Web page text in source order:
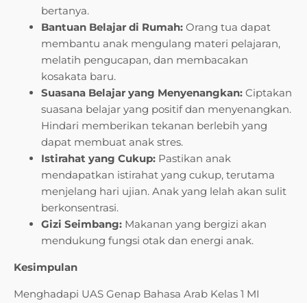
bertanya.
Bantuan Belajar di Rumah: Orang tua dapat
membantu anak mengulang materi pelajaran,
melatih pengucapan, dan membacakan
kosakata baru.
Suasana Belajar yang Menyenangkan: Ciptakan
suasana belajar yang positif dan menyenangkan.
Hindari memberikan tekanan berlebih yang
dapat membuat anak stres.
Istirahat yang Cukup: Pastikan anak
mendapatkan istirahat yang cukup, terutama
menjelang hari ujian. Anak yang lelah akan sulit
berkonsentrasi.
Gizi Seimbang: Makanan yang bergizi akan
mendukung fungsi otak dan energi anak.
Kesimpulan
Menghadapi UAS Genap Bahasa Arab Kelas 1 MI